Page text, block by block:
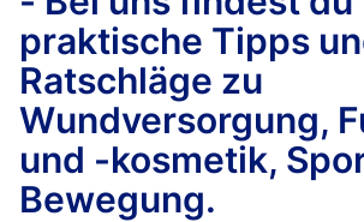
praktische Tipps
Ratschläge zu
Wundversorgung,
und -kosmetik,
Bewegung.